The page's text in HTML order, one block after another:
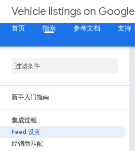
Vehicle listings on Google
首页
指南 参考文档 支持
新手入门指南
集成过程
Feed 设置
经销商匹配